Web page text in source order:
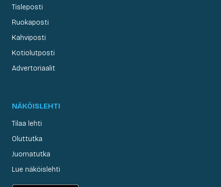
Tisleposti
Ruokaposti
Kahviposti
Kotiolutposti
Advertoriaalit
NÄKÖISLEHTI
Tilaa lehti
Oluttutka
Juomatutka
Lue näköislehti